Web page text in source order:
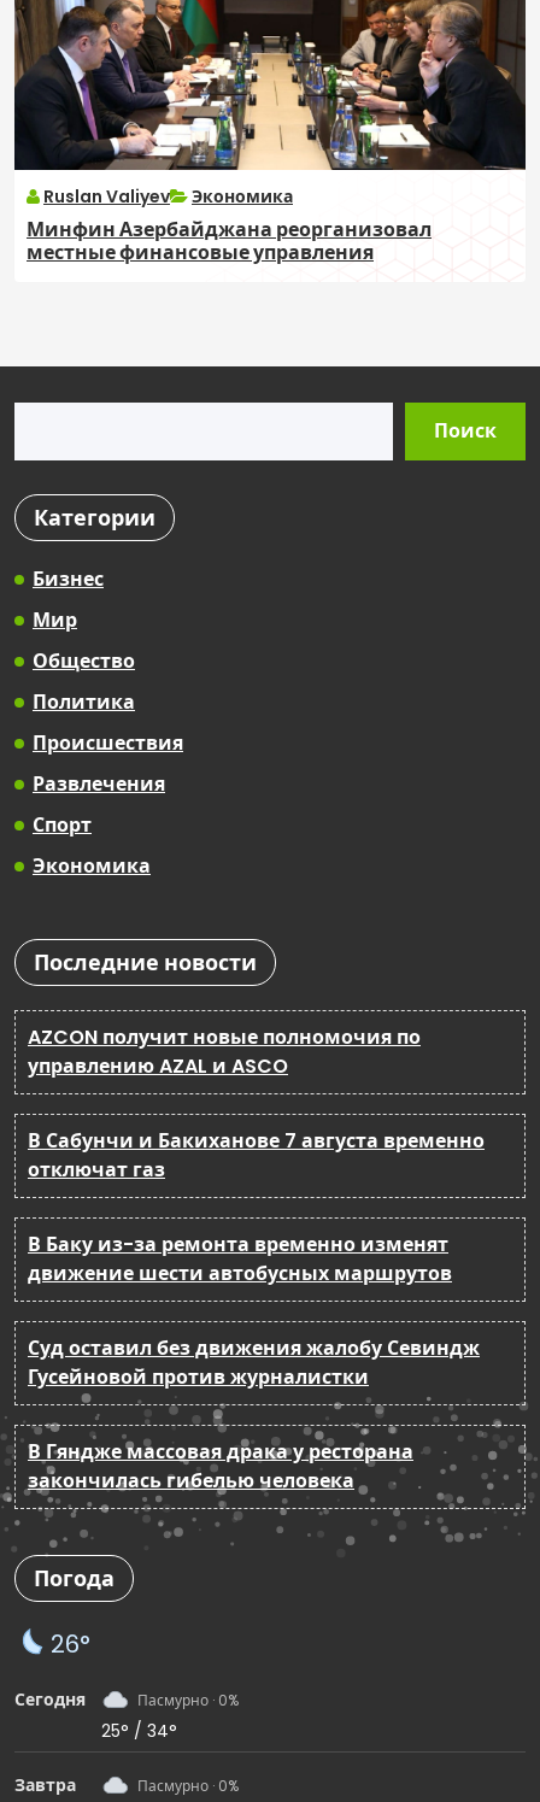
Ruslan Valiyev Экономика
Минфин Азербайджана реорганизовал
местные финансовые управления
Поиск
Категории
Бизнес
Мир
Общество
Политика
Происшествия
Развлечения
Спорт
Экономика
Последние новости
AZCON получит новые полномочия по
управлению AZAL и ASCO
В Сабунчи и Бакиханове 7 августа временно
отключат газ
В Баку из-за ремонта временно изменят
движение шести автобусных маршрутов
Суд оставил без движения жалобу Севиндж
Гусейновой против журналистки
В Гяндже массовая драка у ресторана
закончилась гибелью человека
Погода
26°
Сегодня Пасмурно · 0%
25° / 34°
Завтра Пасмурно · 0%